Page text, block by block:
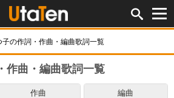
子の作詞・作曲・編曲歌詞一覧
作曲・編曲歌詞一覧
作曲 編曲